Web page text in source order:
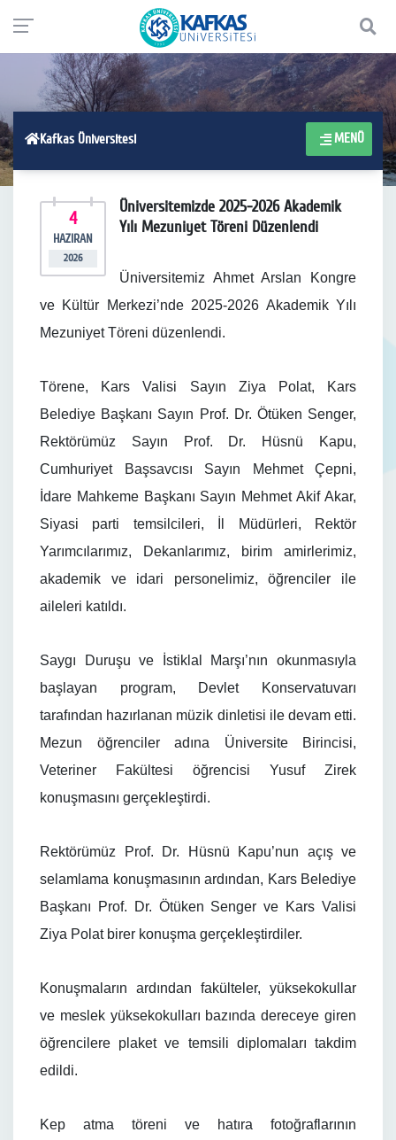
Kafkas Üniversitesi MENÜ
4
HAZIRAN
2026
Üniversitemizde 2025-2026 Akademik
Yılı Mezuniyet Töreni Düzenlendi
Üniversitemiz Ahmet Arslan Kongre
ve Kültür Merkezi’nde 2025-2026 Akademik Yılı
Mezuniyet Töreni düzenlendi.
Törene, Kars Valisi Sayın Ziya Polat, Kars
Belediye Başkanı Sayın Prof. Dr. Ötüken Senger,
Rektörümüz Sayın Prof. Dr. Hüsnü Kapu,
Cumhuriyet Başsavcısı Sayın Mehmet Çepni,
İdare Mahkeme Başkanı Sayın Mehmet Akif Akar,
Siyasi parti temsilcileri, İl Müdürleri, Rektör
Yarımcılarımız, Dekanlarımız, birim amirlerimiz,
akademik ve idari personelimiz, öğrenciler ile
aileleri katıldı.
Saygı Duruşu ve İstiklal Marşı’nın okunmasıyla
başlayan program, Devlet Konservatuvarı
tarafından hazırlanan müzik dinletisi ile devam etti.
Mezun öğrenciler adına Üniversite Birincisi,
Veteriner Fakültesi öğrencisi Yusuf Zirek
konuşmasını gerçekleştirdi.
Rektörümüz Prof. Dr. Hüsnü Kapu’nun açış ve
selamlama konuşmasının ardından, Kars Belediye
Başkanı Prof. Dr. Ötüken Senger ve Kars Valisi
Ziya Polat birer konuşma gerçekleştirdiler.
Konuşmaların ardından fakülteler, yüksekokullar
ve meslek yüksekokulları bazında dereceye giren
öğrencilere plaket ve temsili diplomaları takdim
edildi.
Kep atma töreni ve hatıra fotoğraflarının